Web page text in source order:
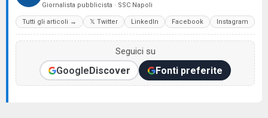
Giornalista pubblicista · SSC Napoli
Tutti gli articoli → 𝕏 Twitter LinkedIn Facebook Instagram
Seguici su
GoogleDiscover Fonti preferite